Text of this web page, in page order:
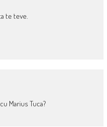
te teve.
Marius Tuca?